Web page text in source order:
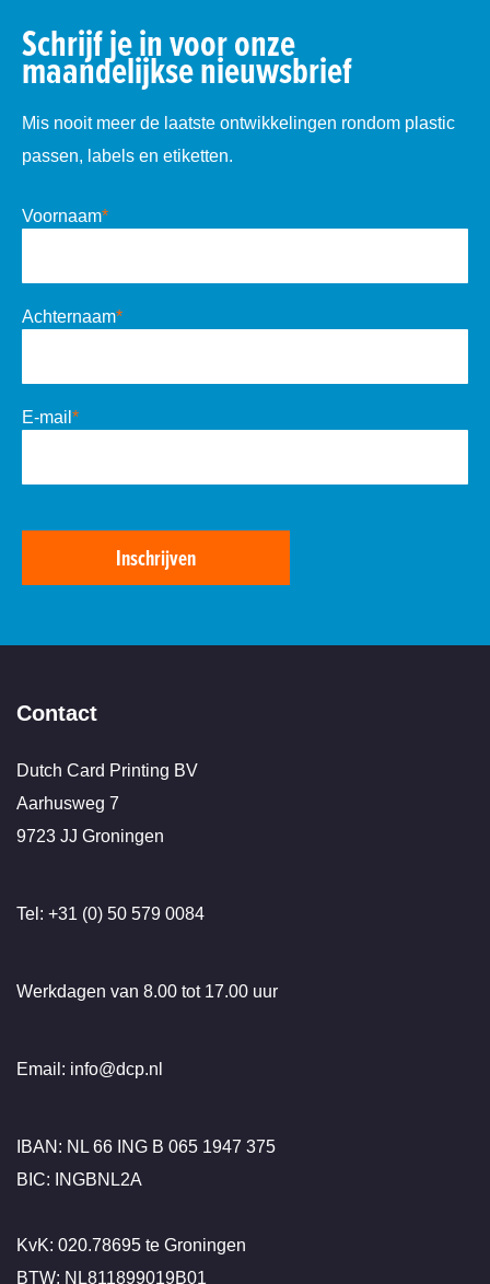
Schrijf je in voor onze
maandelijkse nieuwsbrief
Mis nooit meer de laatste ontwikkelingen rondom plastic
passen, labels en etiketten.
Voornaam*
Achternaam*
E-mail *
Inschrijven
Contact
Dutch Card Printing BV
Aarhusweg 7
9723 JJ Groningen
Tel: +31 (0) 50 579 0084
Werkdagen van 8.00 tot 17.00 uur
Email: info@dcp.nl
IBAN: NL 66 ING B 065 1947 375
BIC: INGBNL2A
KvK: 020.78695 te Groningen
BTW: NL811899019B01